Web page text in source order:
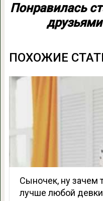
Понравилась
ПОХОЖИЕ
Сыночек, ну зачем
лучше любой